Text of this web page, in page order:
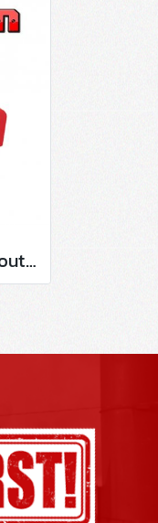
Circuit Breaker Lockout LO-D100